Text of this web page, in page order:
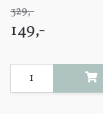
329,-
149,-